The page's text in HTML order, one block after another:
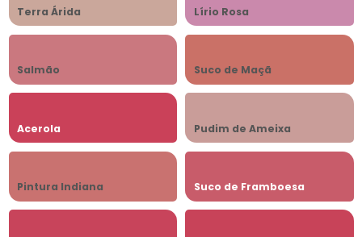
Terra Árida Lírio Rosa
Salmão Suco de Maçã
Acerola Pudim de Ameixa
Pintura Indiana Suco de Framboesa